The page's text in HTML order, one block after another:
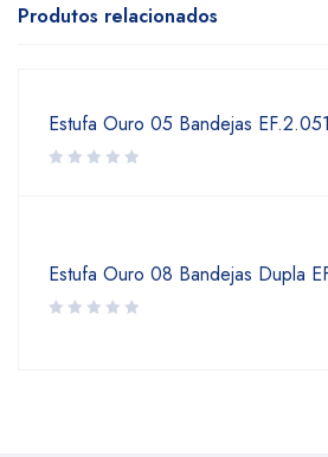
Produtos relacionados
Estufa Ouro 05 Bandejas
Estufa Ouro 08 Bandejas Dupla